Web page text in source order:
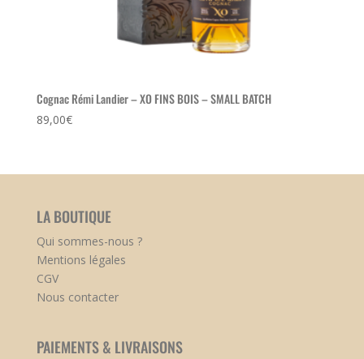
Cognac Rémi Landier – XO FINS BOIS – SMALL BATCH
89,00€
LA BOUTIQUE
Qui sommes-nous ?
Mentions légales
CGV
Nous contacter
PAIEMENTS & LIVRAISONS